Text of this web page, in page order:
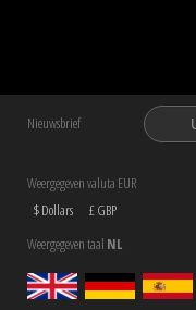
Nieuwsbrief
Weergegeven valuta EUR
$ Dollars
£ GBP
Weergegeven taal NL